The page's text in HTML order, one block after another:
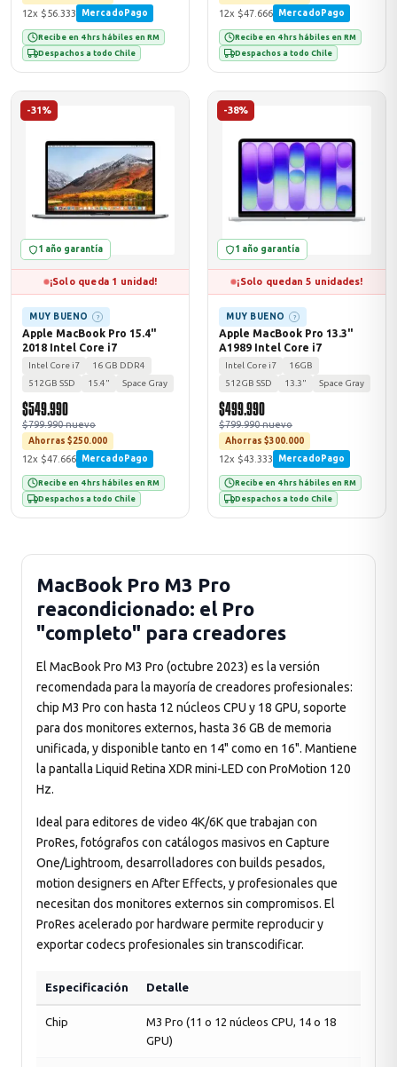
12x $56.333 MercadoPago
Recibe en 4 hrs hábiles en RM
Despachos a todo Chile
12x $47.666 MercadoPago
Recibe en 4 hrs hábiles en RM
Despachos a todo Chile
-31%
1 año garantía
¡Solo queda 1 unidad!
MUY BUENO ?
Apple MacBook Pro 15.4"
2018 Intel Core i7
Intel Core i7
16 GB DDR4
512GB SSD
15.4" Space Gray
$549.990
$799.990 nuevo
Ahorras $250.000
12x $47.666 MercadoPago
Recibe en 4 hrs hábiles en RM
Despachos a todo Chile
-38%
1 año garantía
¡Solo quedan 5 unidades!
MUY BUENO ?
Apple MacBook Pro 13.3"
A1989 Intel Core i7
Intel Core i7
16GB
512GB SSD
13.3" Space Gray
$499.990
$799.990 nuevo
Ahorras $300.000
12x $43.333 MercadoPago
Recibe en 4 hrs hábiles en RM
Despachos a todo Chile
MacBook Pro M3 Pro
reacondicionado: el Pro
"completo" para creadores
El MacBook Pro M3 Pro (octubre 2023) es la versión
recomendada para la mayoría de creadores profesionales:
chip M3 Pro con hasta 12 núcleos CPU y 18 GPU, soporte
para dos monitores externos, hasta 36 GB de memoria
unificada, y disponible tanto en 14" como en 16". Mantiene
la pantalla Liquid Retina XDR mini-LED con ProMotion 120
Hz.
Ideal para editores de video 4K/6K que trabajan con
ProRes, fotógrafos con catálogos masivos en Capture
One/Lightroom, desarrolladores con builds pesados,
motion designers en After Effects, y profesionales que
necesitan dos monitores externos sin compromisos. El
ProRes acelerado por hardware permite reproducir y
exportar codecs profesionales sin transcodificar.
Especificación Detalle
Chip
M3 Pro (11 o 12 núcleos CPU, 14 o 18
GPU)